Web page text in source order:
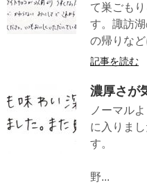
て巣ごも
す。諏訪
の帰りな
記事を読む
濃厚さが
ノーマル
に入りま
野...